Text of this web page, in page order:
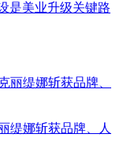
是美业升级关键路
缇娜斩获品牌、人